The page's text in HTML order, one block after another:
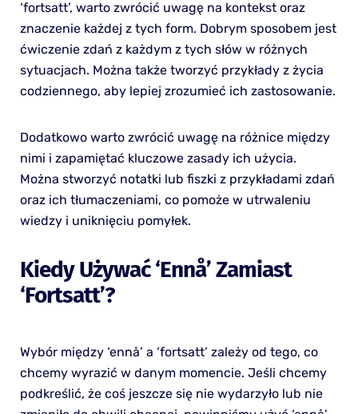
‘fortsatt’, warto zwrócić uwagę na kontekst oraz
znaczenie każdej z tych form. Dobrym sposobem jest
ćwiczenie zdań z każdym z tych słów w różnych
sytuacjach. Można także tworzyć przykłady z życia
codziennego, aby lepiej zrozumieć ich zastosowanie.
Dodatkowo warto zwrócić uwagę na różnice między
nimi i zapamiętać kluczowe zasady ich użycia.
Można stworzyć notatki lub fiszki z przykładami zdań
oraz ich tłumaczeniami, co pomoże w utrwaleniu
wiedzy i uniknięciu pomyłek.
Kiedy Używać ‘ennå’ Zamiast
‘fortsatt’?
Wybór między ‘ennå’ a ‘fortsatt’ zależy od tego, co
chcemy wyrazić w danym momencie. Jeśli chcemy
podkreślić, że coś jeszcze się nie wydarzyło lub nie